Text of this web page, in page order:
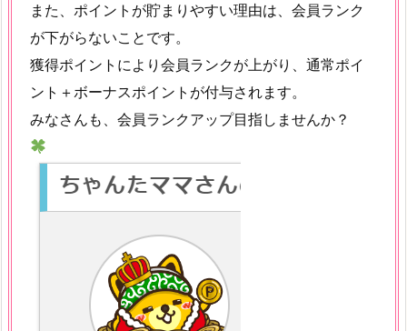
また、ポイントが貯まりやすい理由は、会員ランク
が下がらないことです。
獲得ポイントにより会員ランクが上がり、通常ポイ
ント＋ボーナスポイントが付与されます。
みなさんも、会員ランクアップ目指しませんか？